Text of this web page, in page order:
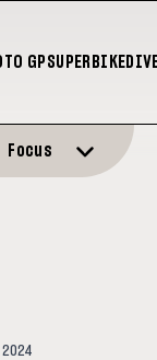
GPSUPERBIKE
Focus
2024